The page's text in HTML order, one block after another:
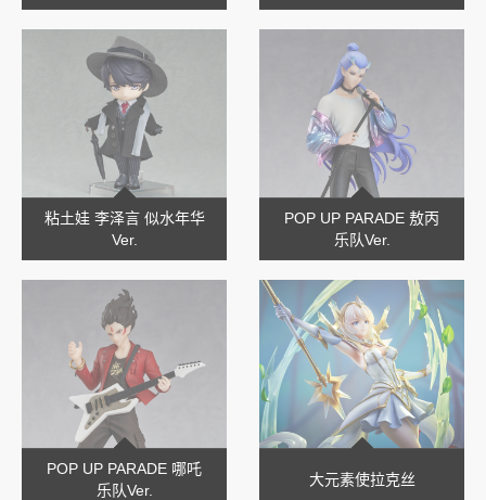
粘土娃 李泽言 似水年华
Ver.
POP UP PARADE 敖丙
乐队Ver.
POP UP PARADE 哪吒
乐队Ver.
大元素使拉克丝